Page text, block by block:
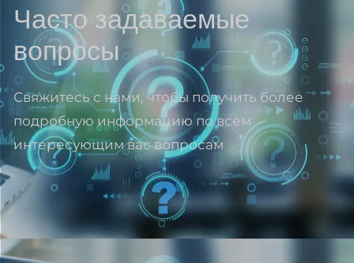
Часто задаваемые
вопросы
Свяжитесь с нами, чтобы получить более
подробную информацию по всем
интересующим вас вопросам